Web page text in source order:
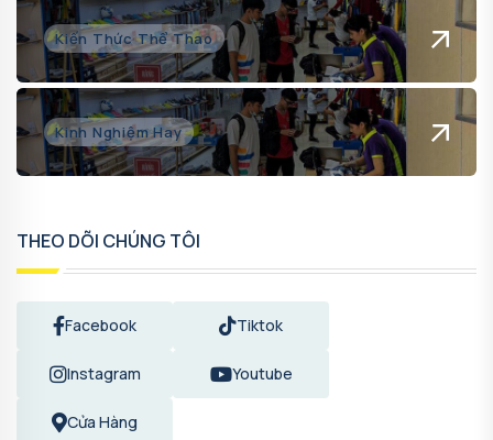
Kiến Thức Thể Thao
Kinh Nghiệm Hay
THEO DÕI CHÚNG TÔI
Facebook Tiktok
Instagram Youtube
Cửa Hàng